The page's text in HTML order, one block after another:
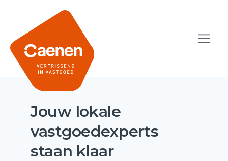
Jouw lokale
vastgoedexperts
staan klaar